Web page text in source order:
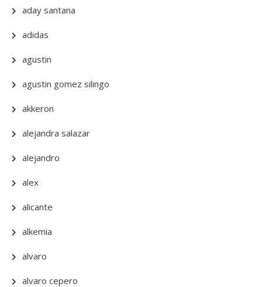
aday santana
adidas
agustin
agustin gomez silingo
akkeron
alejandra salazar
alejandro
alex
alicante
alkemia
alvaro
alvaro cepero